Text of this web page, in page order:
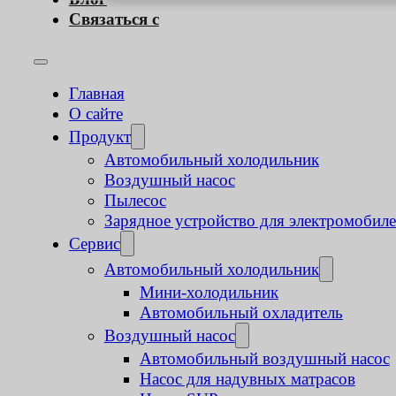
Связаться с
Главная
О сайте
Продукт
Автомобильный холодильник
Воздушный насос
Пылесос
Зарядное устройство для
Сервис
Автомобильный холодильник
Мини-холодильник
Автомобильный охладитель
Воздушный насос
Автомобильный воздушный насос
Насос для надувных матрасов